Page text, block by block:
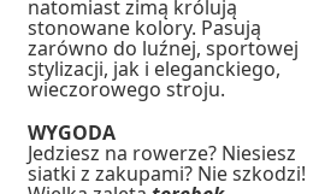
natomiast zimą królują
stonowane kolory. Pasują
zarówno do luźnej, sportowej
stylizacji, jak i eleganckiego,
wieczorowego stroju.
WYGODA
Jedziesz na rowerze? Niesiesz
siatki z zakupami? Nie szkodzi!